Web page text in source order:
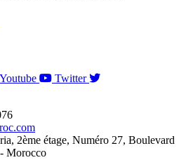
Youtube
Twitter
2ème étage, Numéro 27, Boulevard
Morocco